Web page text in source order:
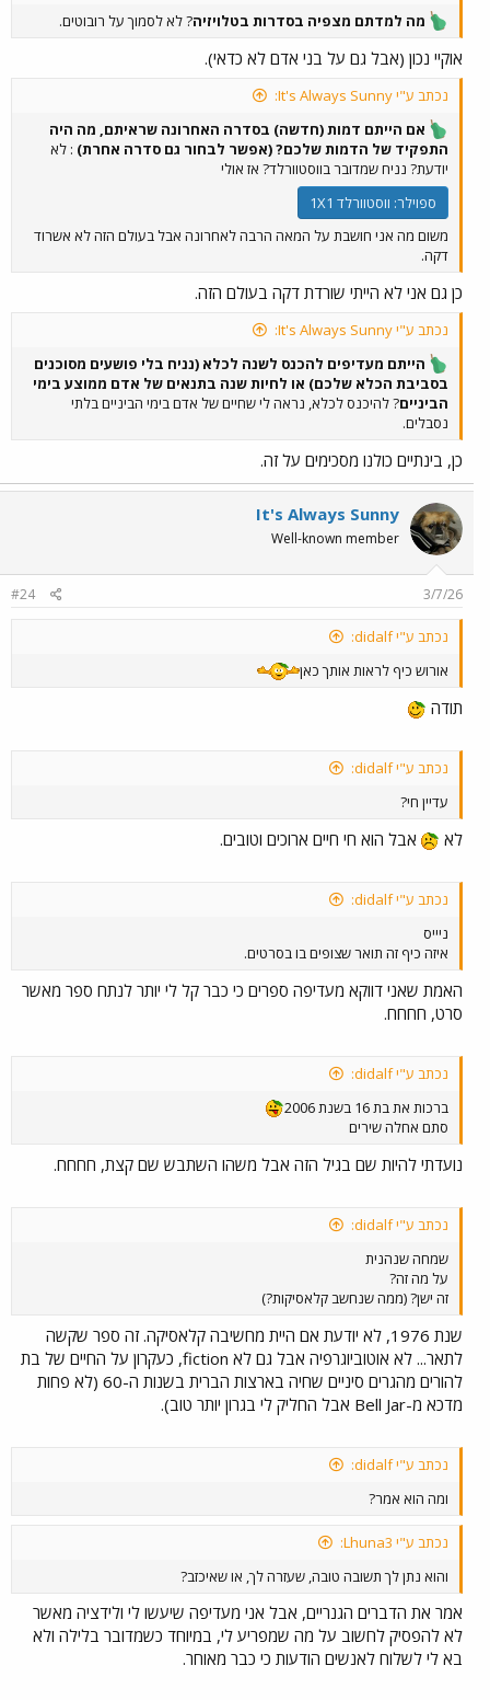
מה למדתם מצפיה בסדרות בטלויזיה? לא לסמוך על רובוטים.
אוקיי נכון (אבל גם על בני אדם לא כדאי).
נכתב ע"י It's Always Sunny:
אם הייתם דמות (חדשה) בסדרה האחרונה שראיתם, מה היה
התפקיד של הדמות שלכם? (אפשר לבחור גם סדרה אחרת) : לא
יודעת? נניח שמדובר בווסטוורלד? אז אולי
ספוילר: ווסטוורלד 1X1
משום מה אני חושבת על המאה הרבה לאחרונה אבל בעולם הזה לא אשרוד
דקה.
כן גם אני לא הייתי שורדת דקה בעולם הזה.
נכתב ע"י It's Always Sunny:
הייתם מעדיפים להכנס לשנה לכלא (נניח בלי פושעים מסוכנים
בסביבת הכלא שלכם) או לחיות שנה בתנאים של אדם ממוצע בימי
הביניים? להיכנס לכלא, נראה לי שחיים של אדם בימי הביניים בלתי
נסבלים.
כן, בינתיים כולנו מסכימים על זה.
It's Always Sunny
Well-known member
3/7/26
#24
נכתב ע"י didalf:
אורוש כיף לראות אותך כאן
תודה
נכתב ע"י didalf:
עדיין חי?
לא אבל הוא חי חיים ארוכים וטובים.
נכתב ע"י didalf:
ניייס
איזה כיף זה תואר שצופים בו בסרטים.
האמת שאני דווקא מעדיפה ספרים כי כבר קל לי יותר לנתח ספר מאשר
סרט, חחחח.
נכתב ע"י didalf:
ברכות את בת 16 בשנת 2006
סתם אחלה שירים
נועדתי להיות שם בגיל הזה אבל משהו השתבש שם קצת, חחחח.
נכתב ע"י didalf:
שמחה שנהנית
על מה זה?
זה ישן? (ממה שנחשב קלאסיקות?)
שנת 1976, לא יודעת אם היית מחשיבה קלאסיקה. זה ספר שקשה
לתאר... לא אוטוביוגרפיה אבל גם לא fiction, כעקרון על החיים של בת
להורים מהגרים סיניים שחיה בארצות הברית בשנות ה-60 (לא פחות
מדכא מ-Bell Jar אבל החליק לי בגרון יותר טוב).
נכתב ע"י didalf:
ומה הוא אמר?
נכתב ע"י Lhuna3:
והוא נתן לך תשובה טובה, שעזרה לך, או שאיכזב?
אמר את הדברים הגנריים, אבל אני מעדיפה שיעשו לי ולידציה מאשר
לא להפסיק לחשוב על מה שמפריע לי, במיוחד כשמדובר בלילה ולא
בא לי לשלוח לאנשים הודעות כי כבר מאוחר.